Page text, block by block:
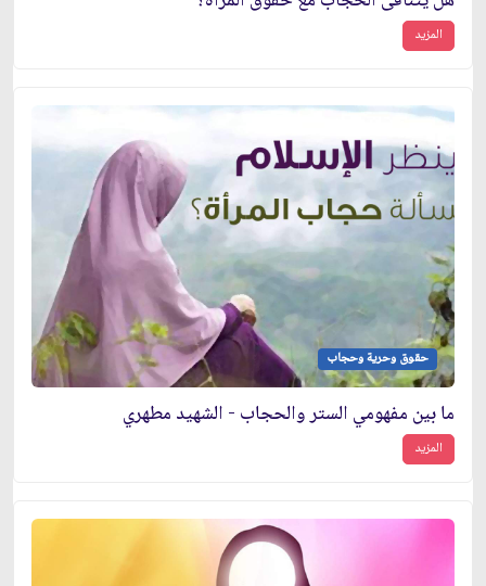
المزيد
حقوق وحرية وحجاب
ما بين مفهومي الستر والحجاب - الشهيد مطهري
المزيد